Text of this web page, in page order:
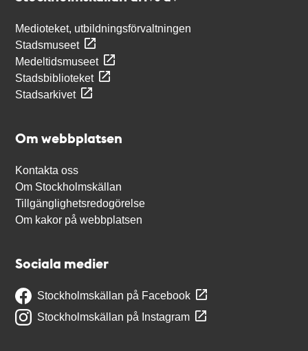
Medioteket, utbildningsförvaltningen
Stadsmuseet
Medeltidsmuseet
Stadsbiblioteket
Stadsarkivet
Om webbplatsen
Kontakta oss
Om Stockholmskällan
Tillgänglighetsredogörelse
Om kakor på webbplatsen
Sociala medier
Stockholmskällan på Facebook
Stockholmskällan på Instagram